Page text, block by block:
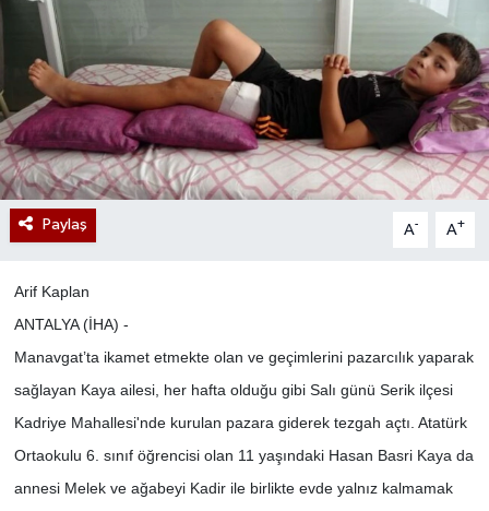
Paylaş A- A+
Arif Kaplan
ANTALYA (İHA) -
Manavgat’ta ikamet etmekte olan ve geçimlerini pazarcılık yaparak
sağlayan Kaya ailesi, her hafta olduğu gibi Salı günü Serik ilçesi
Kadriye Mahallesi'nde kurulan pazara giderek tezgah açtı. Atatürk
Ortaokulu 6. sınıf öğrencisi olan 11 yaşındaki Hasan Basri Kaya da
annesi Melek ve ağabeyi Kadir ile birlikte evde yalnız kalmamak